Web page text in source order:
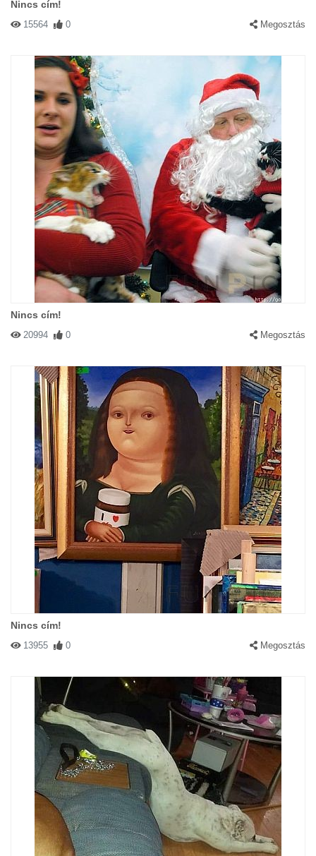
Nincs cím!
15564 0 Megosztás
Nincs cím!
20994 0 Megosztás
Nincs cím!
13955 0 Megosztás